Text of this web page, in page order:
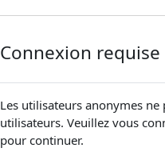
Connexion requise
Les utilisateurs anonymes
utilisateurs. Veuillez vous
pour continuer.